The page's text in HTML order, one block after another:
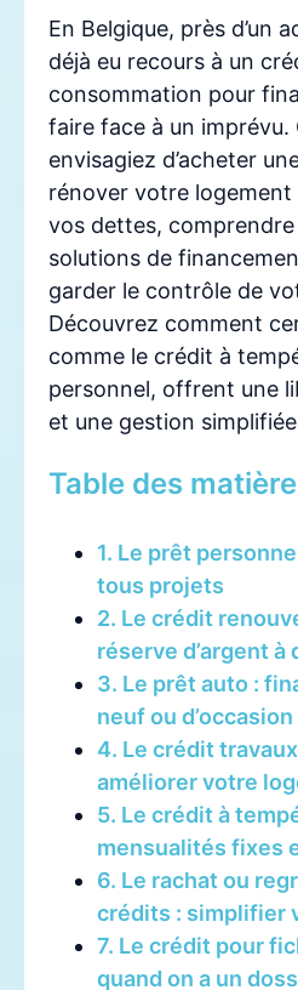
En Belgique, près d’un
déjà eu recours à un
consommation pour
faire face à un imprévu.
envisagiez d’acheter
rénover votre
vos dettes,
solutions de
garder le contrôle de
Découvrez comment
comme le crédit à
personnel, offrent une
et une gestion
Table des
1. Le prêt
tous projets
2. Le crédit
réserve d’argent
3. Le prêt auto :
neuf ou d’occasion
4. Le crédit
améliorer votre
5. Le crédit à
mensualités fixes
6. Le rachat ou
crédits : simplifier
7. Le crédit pour
quand on a un